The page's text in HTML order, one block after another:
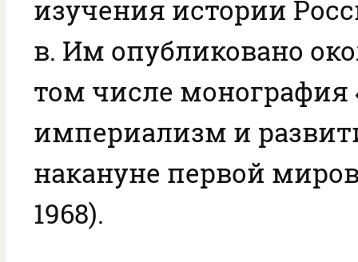
изучения истории
в. Им опубликовано
том числе монография
империализм и
накануне первой
1968).